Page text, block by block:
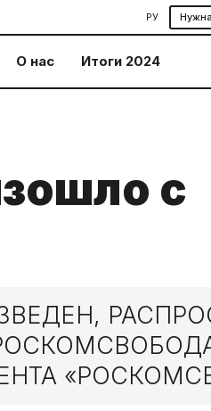
РУ
О нас Итоги 2024
с